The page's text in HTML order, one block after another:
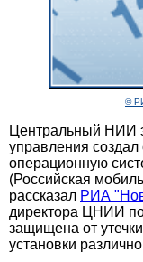
©
Центральный НИИ
управления
операционную
(Российская
рассказал РИА
директора ЦНИИ
защищена от
установки